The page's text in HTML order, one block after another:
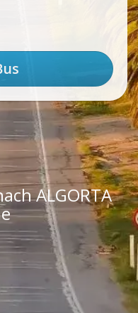
ALGORTA